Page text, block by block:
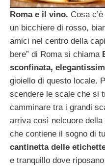
Roma e il vino. Cosa
un bicchiere di rosso,
amici nel centro della
bere” di Roma si chiama
sconfinata,
gioiello di questo locale.
scendere le scale che si
camminare tra i grandi
arriva così nelcuore della
che contiene il sogno di
cantinetta delle
e tranquillo dove